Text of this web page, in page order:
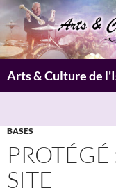
Aller
au
contenu
Arts & Culture de
BASES
SITE